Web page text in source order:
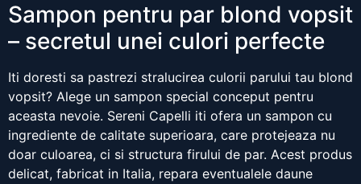
Sampon pentru par blond vopsit
– secretul unei culori perfecte
Iti doresti sa pastrezi stralucirea culorii parului tau blond
vopsit? Alege un sampon special conceput pentru
aceasta nevoie. Sereni Capelli iti ofera un sampon cu
ingrediente de calitate superioara, care protejeaza nu
doar culoarea, ci si structura firului de par. Acest produs
delicat, fabricat in Italia, repara eventualele daune